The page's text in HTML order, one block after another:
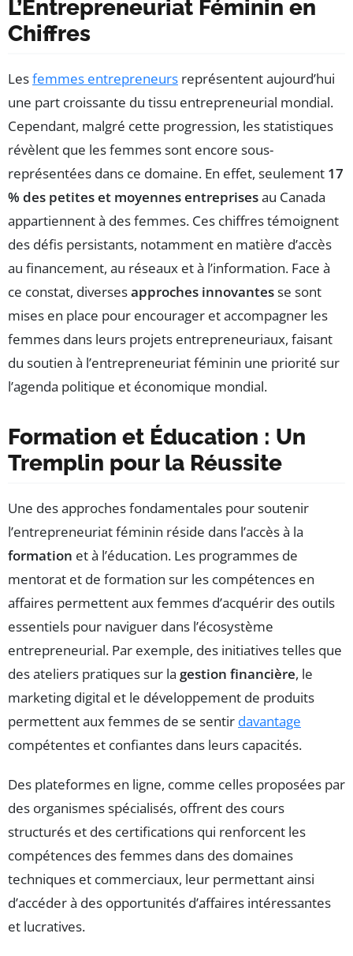
L’Entrepreneuriat Féminin en
Chiffres
Lesfemmes entrepreneurs représentent aujourd’hui
une part croissante du tissu entrepreneurial mondial.
Cependant, malgré cette progression, les statistiques
révèlent que les femmes sont encore sous-
représentées dans ce domaine. En effet, seulement 17
% des petites et moyennes entreprisesau Canada
appartiennent à des femmes. Ces chiffres témoignent
des défis persistants, notamment en matière d’accès
au financement, au réseaux et à l’information. Face à
ce constat, diversesapproches innovantesse sont
mises en place pour encourager et accompagner les
femmes dans leurs projets entrepreneuriaux, faisant
du soutien à l’entrepreneuriat féminin une priorité sur
l’agenda politique et économique mondial.
Formation et Éducation : Un
Tremplin pour la Réussite
Une des approches fondamentales pour soutenir
l’entrepreneuriat féminin réside dans l’accès à la
formation et à l’éducation. Les programmes de
mentorat et de formation sur les compétences en
affaires permettent aux femmes d’acquérir des outils
essentiels pour naviguer dans l’écosystème
entrepreneurial. Par exemple, des initiatives telles que
des ateliers pratiques sur la gestion financière, le
marketing digital et le développement de produits
permettent aux femmes de se sentir davantage
compétentes et confiantes dans leurs capacités.
Des plateformes en ligne, comme celles proposées par
des organismes spécialisés, offrent des cours
structurés et des certifications qui renforcent les
compétences des femmes dans des domaines
techniques et commerciaux, leur permettant ainsi
d’accéder à des opportunités d’affaires intéressantes
et lucratives.